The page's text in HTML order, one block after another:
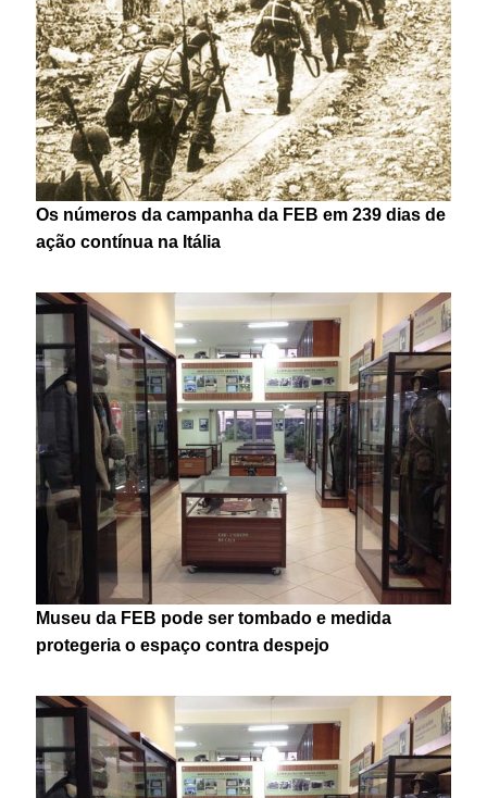
Os números da campanha da FEB em 239 dias de
ação contínua na Itália
Museu da FEB pode ser tombado e medida
protegeria o espaço contra despejo